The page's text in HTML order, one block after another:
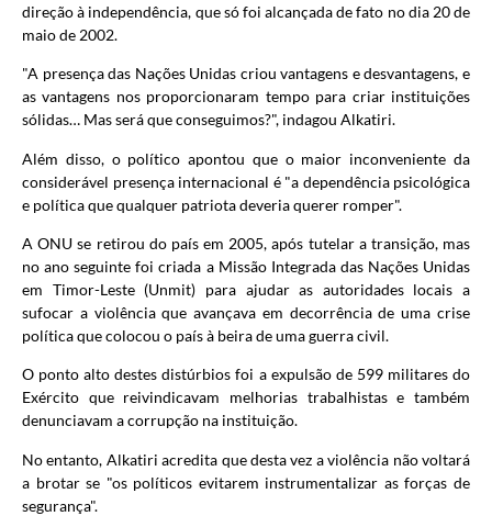
direção à independência, que só foi alcançada de fato no dia 20 de
maio de 2002.
"A presença das Nações Unidas criou vantagens e desvantagens, e
as vantagens nos proporcionaram tempo para criar instituições
sólidas… Mas será que conseguimos?", indagou Alkatiri.
Além disso, o político apontou que o maior inconveniente da
considerável presença internacional é "a dependência psicológica
e política que qualquer patriota deveria querer romper".
A ONU se retirou do país em 2005, após tutelar a transição, mas
no ano seguinte foi criada a Missão Integrada das Nações Unidas
em Timor-Leste (Unmit) para ajudar as autoridades locais a
sufocar a violência que avançava em decorrência de uma crise
política que colocou o país à beira de uma guerra civil.
O ponto alto destes distúrbios foi a expulsão de 599 militares do
Exército que reivindicavam melhorias trabalhistas e também
denunciavam a corrupção na instituição.
No entanto, Alkatiri acredita que desta vez a violência não voltará
a brotar se "os políticos evitarem instrumentalizar as forças de
segurança".